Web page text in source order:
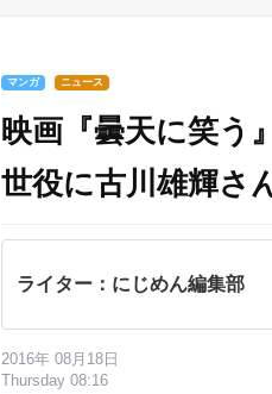
マンガ ニュース
映画『曇天に笑う
世役に古川雄輝さ
ライター：にじめん編集部
2016年 08月18日
Thursday 08:16